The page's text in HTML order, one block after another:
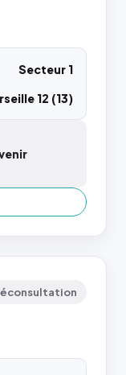
Secteur 1
12 (13)